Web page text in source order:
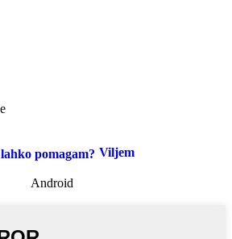
Viljem
Android